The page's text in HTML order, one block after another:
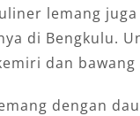
lemang
di Bengkulu.
dan
dengan